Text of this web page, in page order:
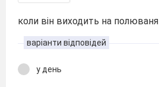
коли він виходить на полюваня
варіанти відповідей
у день